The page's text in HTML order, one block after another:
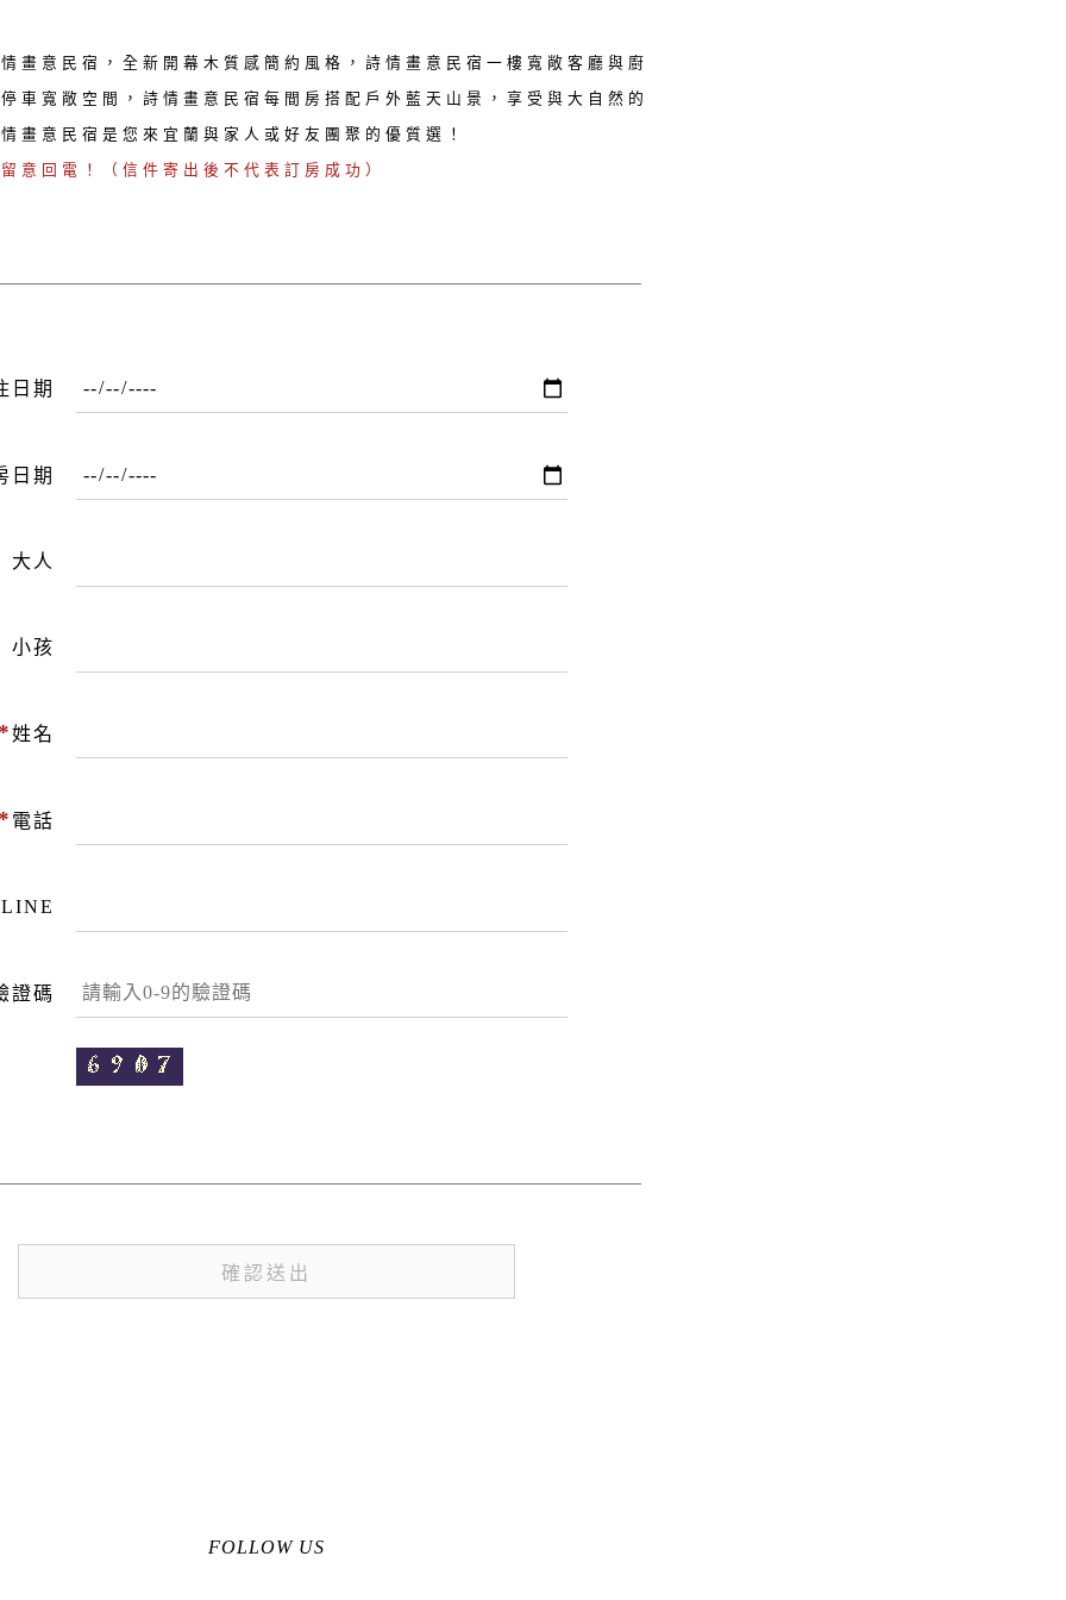
畫意民宿，全新開幕木質感簡約風格，詩情畫意民宿一樓寬敞客廳與廚
車寬敞空間，詩情畫意民宿每間房搭配戶外藍天山景，享受與大自然的
畫意民宿是您來宜蘭與家人或好友團聚的優質選！
意回電！（信件寄出後不代表訂房成功）
日期
日期
大人
小孩
姓名
電話
LINE
證碼
FOLLOW US